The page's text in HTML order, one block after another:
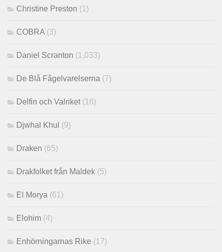
Christine Preston (1)
COBRA (3)
Daniel Scranton (1,033)
De Blå Fågelvarelserna (7)
Delfin och Valriket (16)
Djwhal Khul (9)
Draken (65)
Drakfolket från Maldek (5)
El Morya (61)
Elohim (4)
Enhörningarnas Rike (17)